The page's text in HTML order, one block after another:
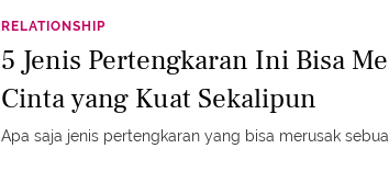
RELATIONSHIP
5 Jenis Pertengkaran Ini Bisa
Cinta yang Kuat Sekalipun
Apa saja jenis pertengkaran yang bisa merusak